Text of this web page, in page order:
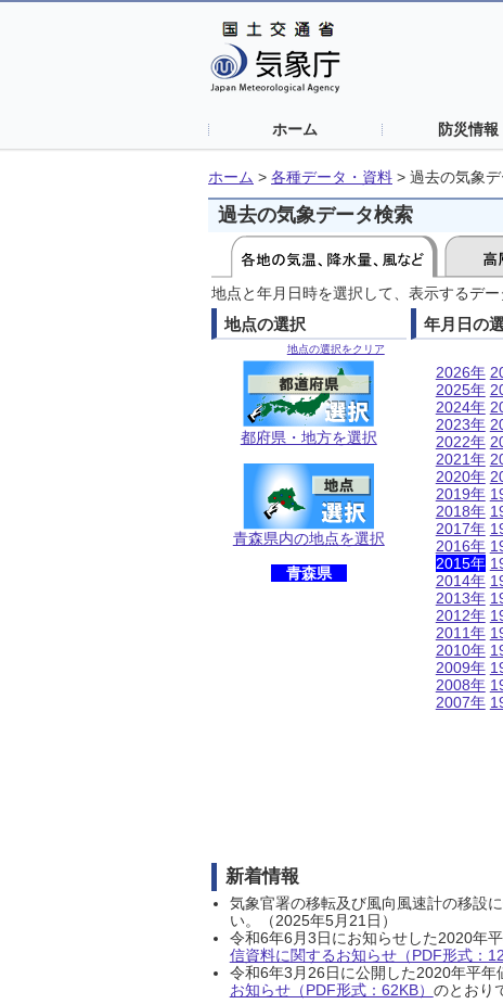
ホーム 防災情報
ホーム > 各種データ・資料 > 過去の気象
過去の気象データ検索
地点と年月日時を選択して、表示するデー
地点の選択
地点の選択をクリア
都府県・地方を選択
青森県内の地点を選択
青森県
年月日の
2026年
2025年
2024年
2023年
2022年
2021年
2020年
2019年
2018年
2017年
2016年
2015年
2014年
2013年
2012年
2011年
2010年
2009年
2008年
2007年
新着情報
気象官署の移転及び風向風速計の移設
い。（2025年5月21日）
令和6年6月3日にお知らせした2020年
信資料に関するお知らせ（PDF形式：
令和6年3月26日に公開した2020年平
お知らせ（PDF形式：62KB） のとおり